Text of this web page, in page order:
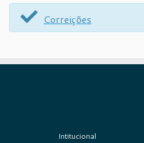
Correições
Intitucional